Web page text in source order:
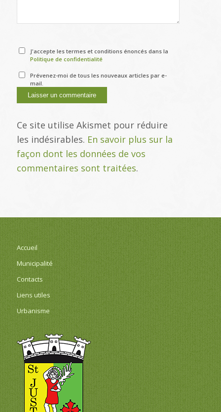
J'accepte les termes et conditions énoncés dans la
Politique de confidentialité
Prévenez-moi de tous les nouveaux articles par e-
mail.
Ce site utilise Akismet pour réduire
les indésirables. En savoir plus sur la
façon dont les données de vos
commentaires sont traitées.
Accueil
Municipalité
Contacts
Liens utiles
Urbanisme